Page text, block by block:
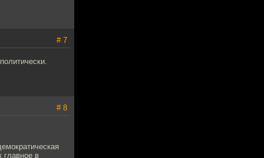
# 7
# 8
главное в